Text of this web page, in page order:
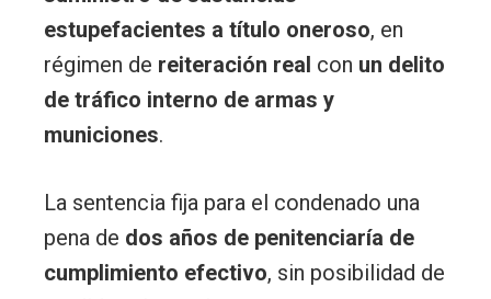
estupefacientes a título oneroso, en
régimen de reiteración real con un delito
de tráfico interno de armas y
municiones.
La sentencia fija para el condenado una
pena de dos años de penitenciaría de
cumplimiento efectivo, sin posibilidad de